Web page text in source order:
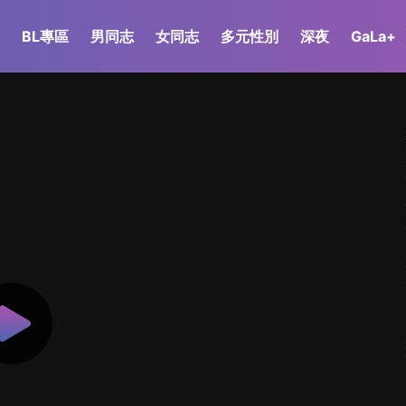
BL專區 男同志 女同志 多元性別 深夜 GaLa+